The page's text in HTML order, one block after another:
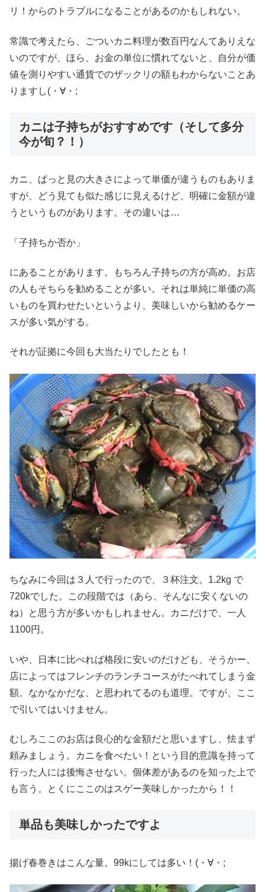
リ！からのトラブルになることがあるのかもしれない。
常識で考えたら、ごついカニ料理が数百円なんてありえな
いのですが、ほら、お金の単位に慣れてないと、自分が価
値を測りやすい通貨でのザックリの額もわからないことあ
りますし(・∀・;
カニは子持ちがおすすめです（そして多分
今が旬？！）
カニ、ぱっと見の大きさによって単価が違うものもありま
すが、どう見ても似た感じに見えるけど、明確に金額が違
うというものがあります。その違いは…
「子持ちか否か」
にあることがあります。もちろん子持ちの方が高め。お店
の人もそちらを勧めることが多い。それは単純に単価の高
いものを買わせたいというより、美味しいから勧めるケー
スが多い気がする。
それが証拠に今回も大当たりでしたとも！
ちなみに今回は３人で行ったので、３杯注文。1.2kg で
720kでした。この段階では（あら、そんなに安くないの
ね）と思う方が多いかもしれません。カニだけで、一人
1100円。
いや、日本に比べれば格段に安いのだけども、そうかー、
店によってはフレンチのランチコースがたべれてしまう金
額。なかなかだな、と思われてるのも道理。ですが、ここ
で引いてはいけません。
むしろここのお店は良心的な金額だと思いますし、怯まず
頼みましょう。カニを食べたい！という目的意識を持って
行った人には後悔させない。個体差があるのを知った上で
も言う。とくにここのはスゲー美味しかったから！！
単品も美味しかったですよ
揚げ春巻きはこんな量。99kにしては多い！(・∀・;